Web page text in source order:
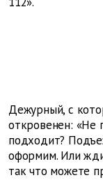
Дежурный, с
откровенен: «Не
подходит?
оформим. Или
так что можете